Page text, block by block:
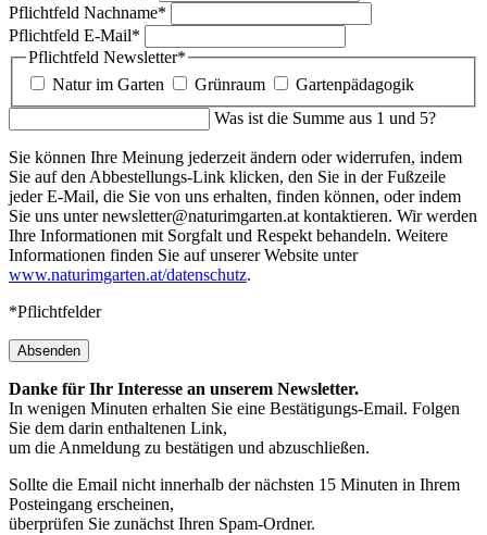
Pflichtfeld Nachname*
Pflichtfeld E-Mail*
Pflichtfeld Newsletter*
Natur im Garten
Grünraum
Gartenpädagogik
Was ist die Summe aus 1 und 5?
Sie können Ihre Meinung jederzeit ändern oder widerrufen, indem
Sie auf den Abbestellungs-Link klicken, den Sie in der Fußzeile
jeder E-Mail, die Sie von uns erhalten, finden können, oder indem
Sie uns unter newsletter@naturimgarten.at kontaktieren. Wir werden
Ihre Informationen mit Sorgfalt und Respekt behandeln. Weitere
Informationen finden Sie auf unserer Website unter
www.naturimgarten.at/datenschutz.
*Pflichtfelder
Absenden
Danke für Ihr Interesse an unserem Newsletter.
In wenigen Minuten erhalten Sie eine Bestätigungs-Email. Folgen
Sie dem darin enthaltenen Link,
um die Anmeldung zu bestätigen und abzuschließen.
Sollte die Email nicht innerhalb der nächsten 15 Minuten in Ihrem
Posteingang erscheinen,
überprüfen Sie zunächst Ihren Spam-Ordner.